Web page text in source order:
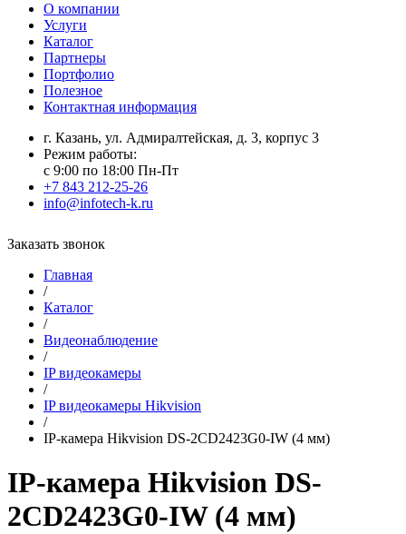
О компании
Услуги
Каталог
Партнеры
Портфолио
Полезное
Контактная информация
г. Казань, ул. Адмиралтейская, д. 3, корпус 3
Режим работы:
с 9:00 по 18:00 Пн-Пт
+7 843 212-25-26
info@infotech-k.ru
Заказать звонок
Главная
/
Каталог
/
Видеонаблюдение
/
IP видеокамеры
/
IP видеокамеры Hikvision
/
IP-камера Hikvision DS-2CD2423G0-IW (4 мм)
IP-камера Hikvision DS-
2CD2423G0-IW (4 мм)